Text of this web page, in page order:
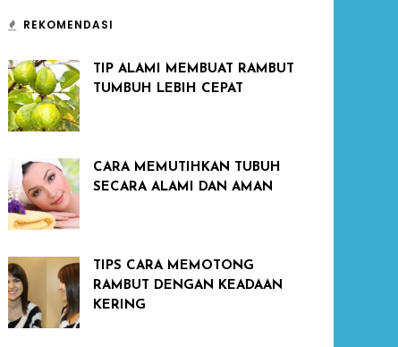
REKOMENDASI
TIP ALAMI MEMBUAT RAMBUT
TUMBUH LEBIH CEPAT
CARA MEMUTIHKAN TUBUH
SECARA ALAMI DAN AMAN
TIPS CARA MEMOTONG
RAMBUT DENGAN KEADAAN
KERING